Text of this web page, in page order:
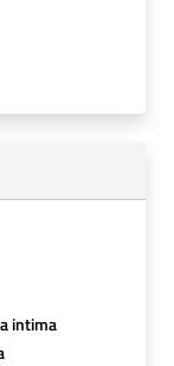
intima